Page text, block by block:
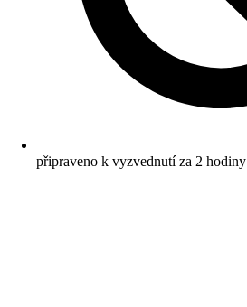
připraveno k vyzvednutí za 2 hodiny